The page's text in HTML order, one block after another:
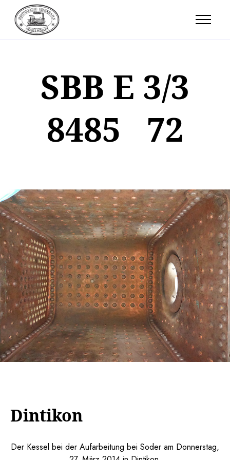
SBB E 3/3
8485 72
Dintikon
Der Kessel bei der Aufarbeitung bei Soder am Donnerstag,